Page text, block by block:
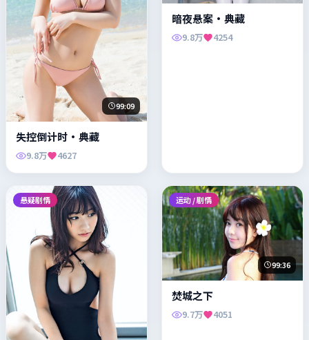
99:09
失控倒计时·典藏
9.8万 4627
暗夜悬案·典藏
9.8万 4254
悬疑剧情 运动 / 剧情
99:36
焚城之下
9.7万 4051